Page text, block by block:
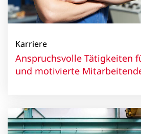
Karriere
Anspruchsvolle Tätigkeiten
und motivierte